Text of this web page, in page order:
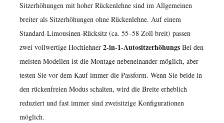
Sitzerhöhungen mit hoher Rückenlehne sind im Allgemeinen
breiter als Sitzerhöhungen ohne Rückenlehne. Auf einem
Standard-Limousinen-Rücksitz (ca. 55–58 Zoll breit) passen
zwei vollwertige Hochlehner 2-in-1-Autositzerhöhungs Bei den
meisten Modellen ist die Montage nebeneinander möglich, aber
testen Sie vor dem Kauf immer die Passform. Wenn Sie beide in
den rückenfreien Modus schalten, wird die Breite erheblich
reduziert und fast immer sind zweisitzige Konfigurationen
möglich.